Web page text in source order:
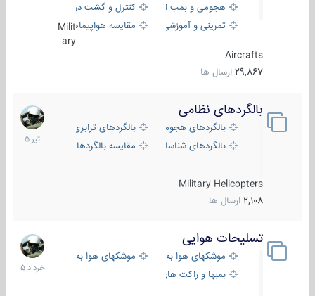
هجومی و بمب افکن
کنترل و گشت دریایی
تمرینی و آموزشی
مقایسه هواپیماهاMilit
ary
Aircrafts
29,867 ارسال ها
بالگردهای نظامی
بالگردهای هجومی
بالگردهای ترابری
بالگردهای شناسایی
مقایسه بالگردها
Military Helicopters
2,108 ارسال ها
22
تیر
1405
تسلیحات هوایی
موشکهای هوا به هوا
موشکهای هوا به سطح
بمبها و راکت های هوایی
30
خرداد
1405